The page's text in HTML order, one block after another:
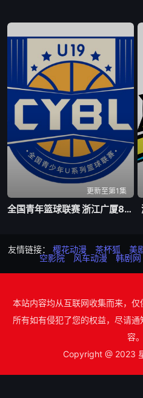
更新至第1集
全国青年篮球联赛 浙江广厦84-74新疆广汇20260807
友情链接： 樱花动漫 茶杯狐 美
空影院
风车动漫 韩剧网
本站内容均从互联网收集而来，
所有如有侵犯了您的权益，尽请
容。
Copyright @ 2023